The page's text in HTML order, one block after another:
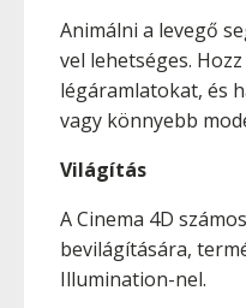
Animálni a levegő
vel lehetséges.
légáramlatokat, és
vagy könnyebb
Világítás
A Cinema 4D
bevilágítására,
Illumination-nel.